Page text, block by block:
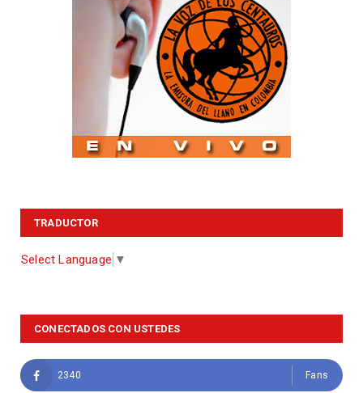
TRADUCTOR
Select Language ▼
CONECTADOS CON USTEDES
2340 Fans